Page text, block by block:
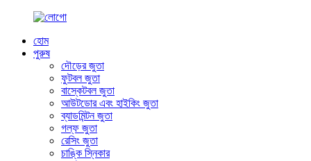
হোম
পুরুষ
দৌড়ের জুতা
ফুটবল জুতা
বাস্কেটবল জুতা
আউটডোর এবং হাইকিং জুতা
ব্যাডমিন্টন জুতা
গল্ফ জুতা
রেসিং জুতা
চাঙ্কি স্নিকার